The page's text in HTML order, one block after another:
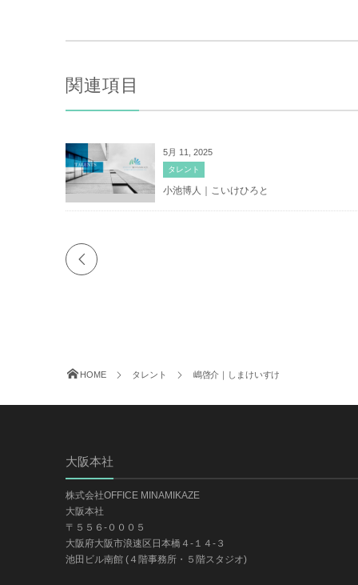
関連項目
5月 11, 2025
タレント
小池博人｜こいけひろと
HOME タレント 嶋啓介｜しまけいすけ
大阪本社
株式会社OFFICE MINAMIKAZE
大阪本社
〒５５６-０００５
大阪府大阪市浪速区日本橋４-１４-３
池田ビル南館 (４階事務所・５階スタジオ)